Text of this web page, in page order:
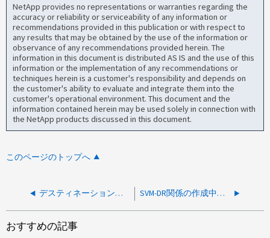
NetApp provides no representations or warranties regarding the
accuracy or reliability or serviceability of any information or
recommendations provided in this publication or with respect to
any results that may be obtained by the use of the information or
observance of any recommendations provided herein. The
information in this document is distributed AS IS and the use of this
information or the implementation of any recommendations or
techniques herein is a customer's responsibility and depends on
the customer's ability to evaluate and integrate them into the
customer's operational environment. This document and the
information contained herein may be used solely in connection with
the NetApp products discussed in this document.
このページのトップへ
デスティネーションボリューム「X」にSnapshotコピー「X」を作成できませんでした。（接続がタイムアウトしました） SVM-DR関係の作成中に"Failed to create Vserver relationship"が発生する
おすすめの記事